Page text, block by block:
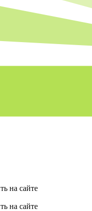
на сайте
на сайте